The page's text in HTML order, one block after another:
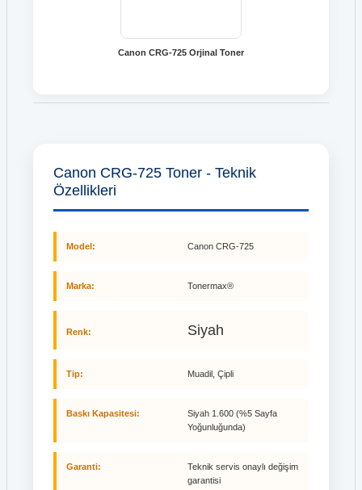
Canon CRG-725 Orjinal Toner
Canon CRG-725 Toner - Teknik
Özellikleri
Model: Canon CRG-725
Marka: Tonermax®
Renk: Siyah
Tip: Muadil, Çipli
Baskı Kapasitesi:
Siyah 1.600 (%5 Sayfa
Yoğunluğunda)
Garanti:
Teknik servis onaylı değişim
garantisi